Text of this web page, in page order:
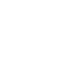
auf einem Endgerät